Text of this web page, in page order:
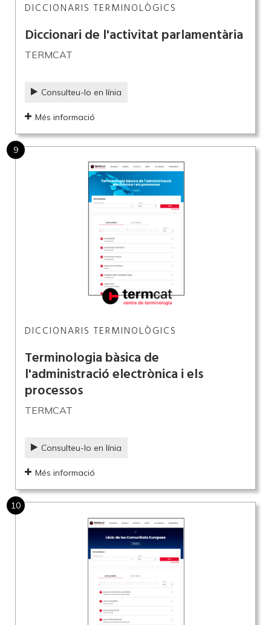
DICCIONARIS TERMINOLÒGICS
Diccionari de l'activitat parlamentària
TERMCAT
Consulteu-lo en línia
Més informació
9
DICCIONARIS TERMINOLÒGICS
Terminologia bàsica de
l'administració electrònica i els
processos
TERMCAT
Consulteu-lo en línia
Més informació
10